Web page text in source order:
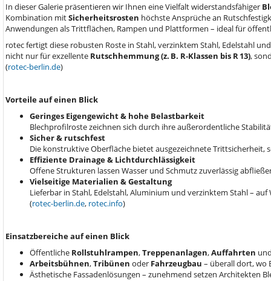
In dieser Galerie präsentieren wir Ihnen eine Vielfalt widerstandsfähiger
Kombination mitSicherheitsrosten höchste Ansprüche an
Anwendungen als Trittflächen, Rampen und Plattformen – ideal für
rotec fertigt diese robusten Roste in Stahl, verzinktem Stahl, Edelstahl
nicht nur für exzellente Rutschhemmung (z. B. R‑Klassen bis R 13),
(rotec-berlin.de)
Vorteile auf einen Blick
Geringes Eigengewicht & hohe Belastbarkeit
Blechprofilroste zeichnen sich durch ihre außerordentliche
Sicher & rutschfest
Die konstruktive Oberfläche bietet ausgezeichnete Trittsicherheit,
Effiziente Drainage & Lichtdurchlässigkeit
Offene Strukturen lassen Wasser und Schmutz zuverlässig
Vielseitige Materialien & Gestaltung
Lieferbar in Stahl, Edelstahl, Aluminium und verzinktem Stahl –
(rotec-berlin.de, rotec.info)
Einsatzbereiche auf einen Blick
Öffentliche Rollstuhlrampen,Treppenanlagen,Auffahrten
Arbeitsbühnen,Tribünen oder Fahrzeugbau – überall dort, wo
Ästhetische Fassadenlösungen – zunehmend setzen Architekten